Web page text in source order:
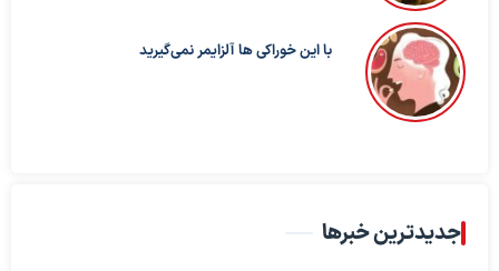
با این خوراکی ها آلزایمر نمی‌گیرید
جدیدترین خبرها